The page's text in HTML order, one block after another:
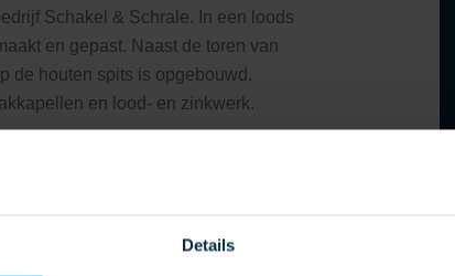
Details
Schakel & Schrale. In een loods
en gepast. Naast de toren van
de houten spits is opgebouwd.
en lood- en zinkwerk.
op zijn plek gehesen. Het was
hijsbedrijf en het vakmanschap van
van de toren.